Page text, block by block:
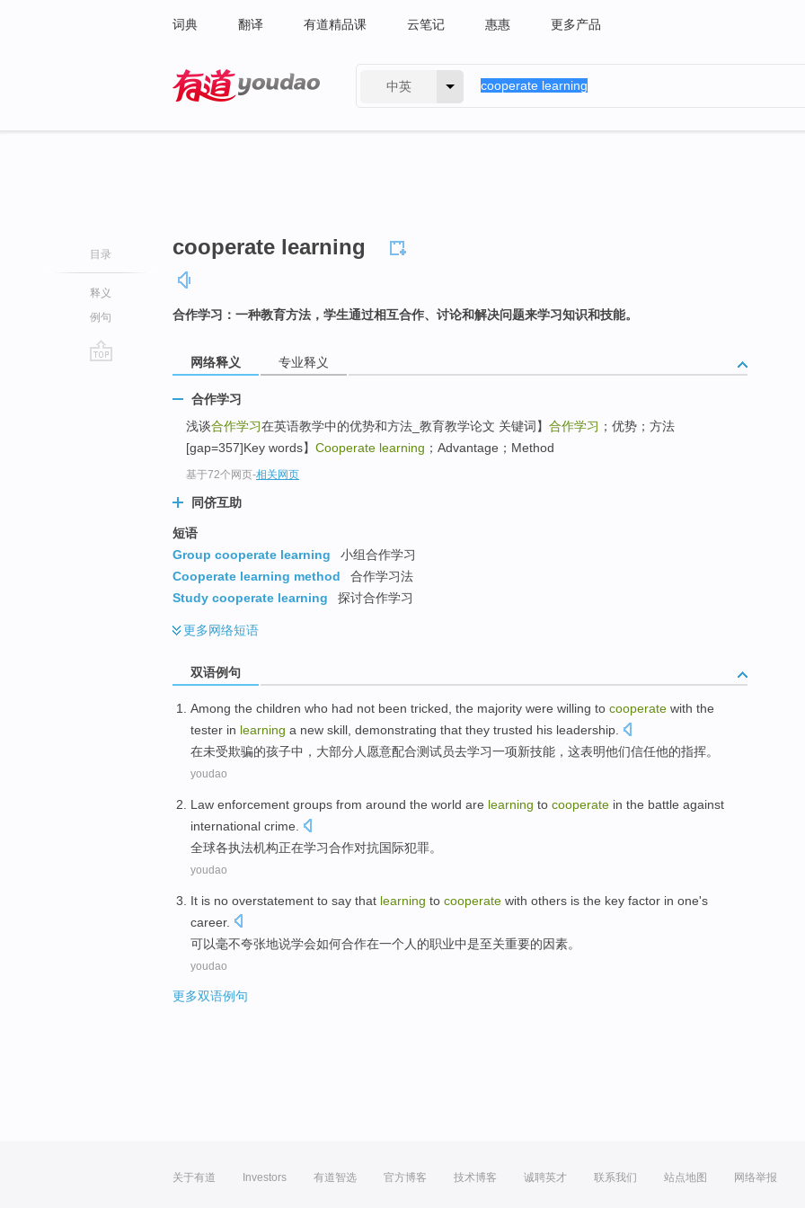
词典 翻译 有道精品课 云笔记 惠惠 更多产品
中英
目录
释义
例句
cooperate learning
合作学习：一种教育方法，学生通过相互合作、讨论和解决问题来学习知识和技能。
网络释义 专业释义
合作学习
浅谈合作学习在英语教学中的优势和方法_教育教学论文 关键词】 合作学习 ；优势；方法
[gap=357]Key words】 Cooperate learning ；Advantage；Method
基于72个网页-相关网页
同侪互助
短语
Group cooperate learning
小组合作学习
Cooperate learning method
合作学习法
Study cooperate learning
探讨合作学习
更多网络短语
双语例句
Among the children who had not been tricked , the majority were willing to cooperate with the
tester in learning a new skill demonstrating that they trusted his leadership
在未受欺骗的孩子中， 大部分人 愿意配合测试员去学习一项新技能 ，这表明他们信任他的指挥。
youdao
Law enforcement groups from around the world are learning to cooperate in the battle against
international crime
全球各执法机构正在学习合作对抗国际犯罪。
youdao
It is no overstatement to say that learning to cooperate with others is the key factor in one's
career.
可以毫不夸张地说学会如何合作在一个 人的职业中是至关重要的因素。
youdao
更多双语例句
关于有道 Investors 有道智选 官方博客 技术博客 诚聘英才 联系我们 站点地图 网络举报